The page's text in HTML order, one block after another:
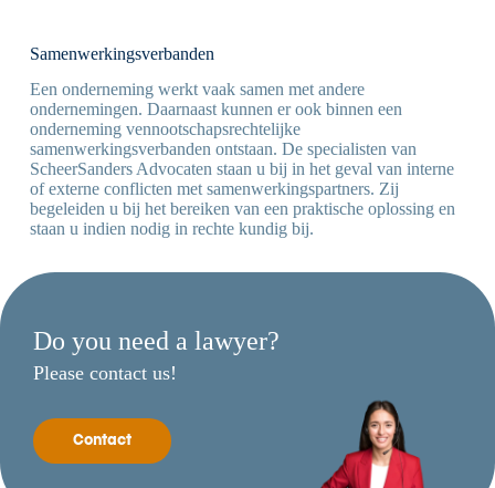
Samenwerkingsverbanden
Een onderneming werkt vaak samen met andere
ondernemingen. Daarnaast kunnen er ook binnen een
onderneming vennootschapsrechtelijke
samenwerkingsverbanden ontstaan. De specialisten van
ScheerSanders Advocaten staan u bij in het geval van interne
of externe conflicten met samenwerkingspartners. Zij
begeleiden u bij het bereiken van een praktische oplossing en
staan u indien nodig in rechte kundig bij.
Do you need a lawyer?
Please contact us!
Contact